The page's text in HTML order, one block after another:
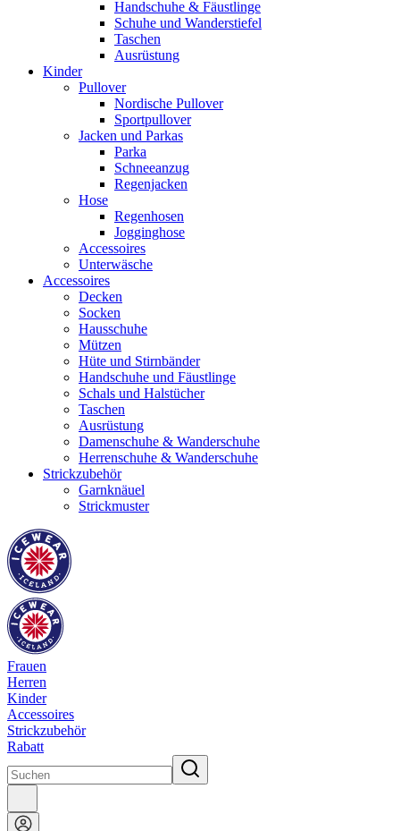
Handschuhe & Fäustlinge
Schuhe und Wanderstiefel
Taschen
Ausrüstung
Kinder
Pullover
Nordische Pullover
Sportpullover
Jacken und Parkas
Parka
Schneeanzug
Regenjacken
Hose
Regenhosen
Jogginghose
Accessoires
Unterwäsche
Accessoires
Decken
Socken
Hausschuhe
Mützen
Hüte und Stirnbänder
Handschuhe und Fäustlinge
Schals und Halstücher
Taschen
Ausrüstung
Damenschuhe & Wanderschuhe
Herrenschuhe & Wanderschuhe
Strickzubehör
Garnknäuel
Strickmuster
Frauen
Herren
Kinder
Accessoires
Strickzubehör
Rabatt